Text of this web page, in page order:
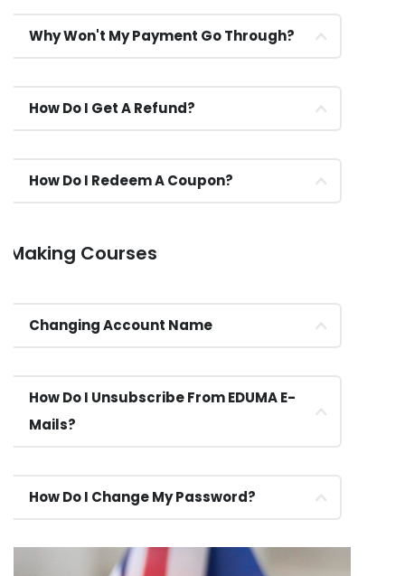
Why Won't My Payment Go Through?
How Do I Get A Refund?
How Do I Redeem A Coupon?
Making Courses
Changing Account Name
How Do I Unsubscribe From EDUMA E-
Mails?
How Do I Change My Password?